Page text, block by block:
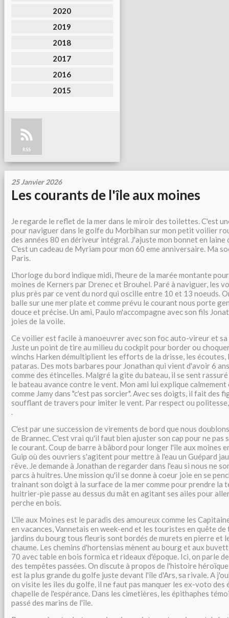
2020
2019
2018
2017
2016
2015
RSS
25 Janvier 2026
Les courants de l'île aux moines
Je regarde le reflet de la mer dans le miroir des toilettes. C'est
pour naviguer dans le golfe du Morbihan sur mon petit voilier
des années 80 en dériveur intégral. J'ajuste mon bonnet en laine
C'est un cadeau de Myriam pour mon 60 eme anniversaire. Ma
Paris.
L'horloge du bord indique midi, l'heure de la marée montante
moines de Kerners par Drenec et Brouhel. Paré à naviguer, les
plus près par ce vent du nord qui oscille entre 10 et 13 noeuds.
balle sur une mer plate et comme prévu le courant nous porte
douce et précise. Un ami, Paulo m'accompagne avec son fils
joies de la voile.
Ce voilier est facile à manoeuvrer avec son foc auto-vireur et
Juste un point de tire au milieu du cockpit pour border ou
winchs Harken démultiplient les efforts de la drisse, les écoutes,
pataras. Des mots barbares pour Jonathan qui vient d'avoir 6
comme des étincelles. Malgré la gite du bateau, il se sent
le bateau avance contre le vent. Mon ami lui explique
comme Jamy dans "c'est pas sorcier". Avec ses doigts, il fait des
soufflant de travers pour imiter le vent. Par respect ou
.
C'est par une succession de virements de bord que nous
de Brannec. C'est vrai qu'il faut bien ajuster son cap pour ne pas
le courant. Coup de barre à bâbord pour longer l'île aux moines
Guip où des ouvriers s'agitent pour mettre à l'eau un Guépard
rêve. Je demande à Jonathan de regarder dans l'eau si nous ne
parcs à huitres. Une mission qu'il se donne à coeur joie en se
trainant son doigt à la surface de la mer comme pour prendre la
huitrier-pie passe au dessus du mât en agitant ses ailes pour
perche en bois.
L'île aux Moines est le paradis des amoureux comme les
en vacances, Vannetais en week-end et les touristes en quête
jardins du bourg tous fleuris sont bordés de murets en pierre et
chaume. Les chemins d'hortensias mènent au bourg et aux
70 avec table en bois formica et rideaux d'époque. Ici, on parle
des tempêtes passées. On discute à propos de l'histoire
est la plus grande du golfe juste devant l'île d'Ars, sa rivale. A
on visite les îles du golfe, il ne faut pas manquer les ex-voto des
chapelle de l'espérance. Dans les cimetières, les épithaphes
passé des marins de l'île.